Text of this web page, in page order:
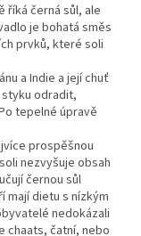
říká černá sůl, ale
je bohatá směs
prvků, které soli
a Indie a její chuť
odradit,
tepelné úpravě
prospěšnou
nezvyšuje obsah
černou sůl
mají dietu s nízkým
nedokázali
chaats, čatní, nebo